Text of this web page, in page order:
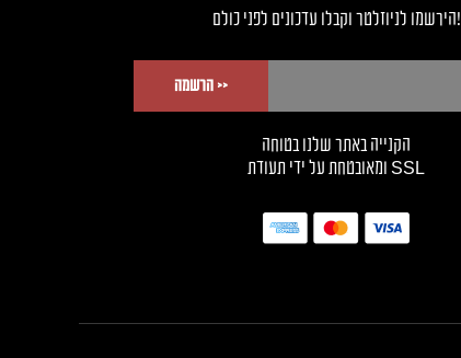
!הירשמו לניוזלטר וקבלו עדכונים לפני כולם
<< הרשמה
הקנייה באתר שלנו בטוחה
SSL ומאובטחת על ידי תעודת